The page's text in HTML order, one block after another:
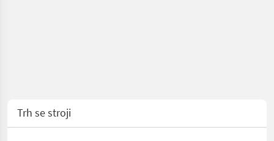
Trh se stroji